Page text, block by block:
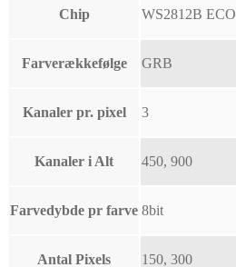
Chip WS2812B ECO
Farverækkefølge GRB
Kanaler pr. pixel 3
Kanaler i Alt 450, 900
Farvedybde pr farve 8bit
Antal Pixels 150, 300